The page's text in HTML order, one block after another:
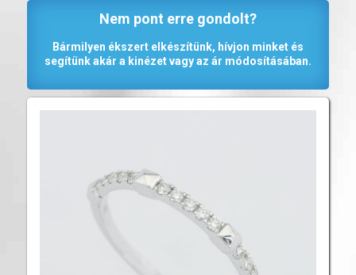
Nem pont erre gondolt?
Bármilyen ékszert elkészítünk, hívjon minket és
segítünk akár a kinézet vagy az ár módosításában.